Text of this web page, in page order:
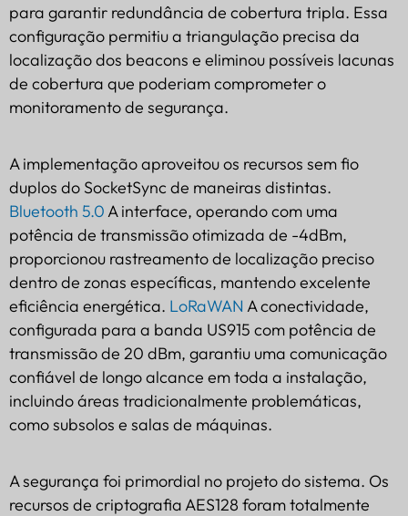
para garantir redundância de cobertura tripla. Essa
configuração permitiu a triangulação precisa da
localização dos beacons e eliminou possíveis lacunas
de cobertura que poderiam comprometer o
monitoramento de segurança.
A implementação aproveitou os recursos sem fio
duplos do SocketSync de maneiras distintas.
Bluetooth 5.0A interface, operando com uma
potência de transmissão otimizada de -4dBm,
proporcionou rastreamento de localização preciso
dentro de zonas específicas, mantendo excelente
eficiência energética. LoRaWAN A conectividade,
configurada para a banda US915 com potência de
transmissão de 20 dBm, garantiu uma comunicação
confiável de longo alcance em toda a instalação,
incluindo áreas tradicionalmente problemáticas,
como subsolos e salas de máquinas.
A segurança foi primordial no projeto do sistema. Os
recursos de criptografia AES128 foram totalmente